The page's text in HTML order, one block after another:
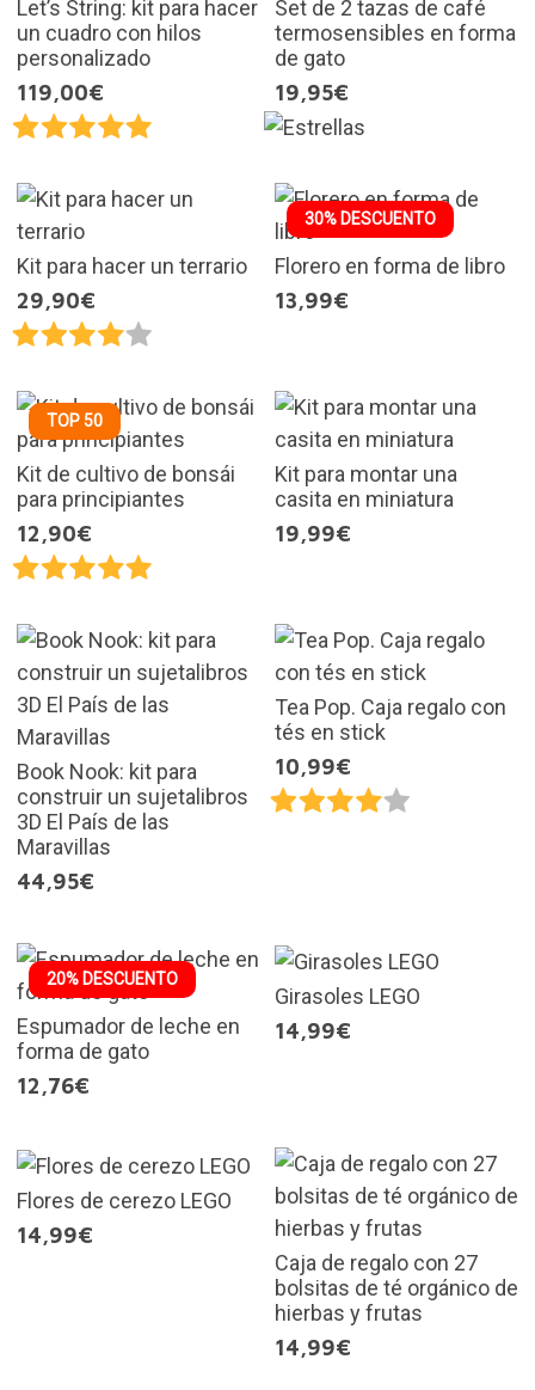
Let’s String: kit para hacer
un cuadro con hilos
personalizado
119,00€
Set de 2 tazas de café
termosensibles en forma
de gato
19,95€
Kit para hacer un terrario
29,90€
30% DESCUENTO
Florero en forma de libro
13,99€
TOP 50
Kit de cultivo de bonsái
para principiantes
12,90€
Kit para montar una
casita en miniatura
19,99€
Book Nook: kit para
construir un sujetalibros
3D El País de las
Maravillas
44,95€
Tea Pop. Caja regalo con
tés en stick
10,99€
20% DESCUENTO
Espumador de leche en
forma de gato
12,76€
Girasoles LEGO
14,99€
Flores de cerezo LEGO
14,99€
Caja de regalo con 27
bolsitas de té orgánico de
hierbas y frutas
14,99€